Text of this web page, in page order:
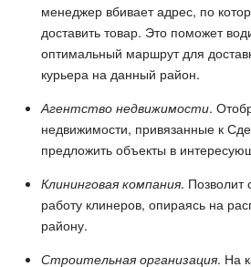
менеджер вбивает адрес, по
доставить товар. Это поможет
оптимальный маршрут для
курьера на данный район.
Агентство недвижимости.
недвижимости, привязанные к
предложить объекты в
Клининговая компания. Позволит
работу клинеров, опираясь на
району.
Строительная организация. На